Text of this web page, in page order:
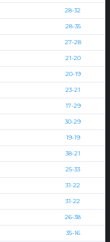
28-32
28-35
27-28
21-20
20-19
23-21
17-29
30-29
19-19
38-21
25-33
31-22
31-22
26-38
35-16